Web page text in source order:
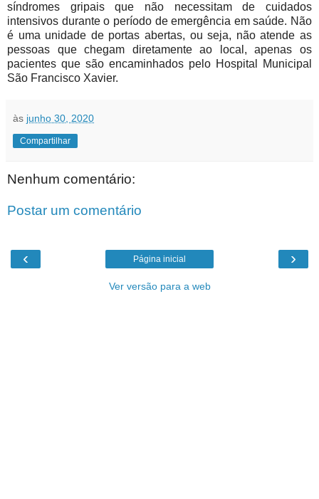
síndromes gripais que não necessitam de cuidados
intensivos durante o período de emergência em saúde. Não
é uma unidade de portas abertas, ou seja, não atende as
pessoas que chegam diretamente ao local, apenas os
pacientes que são encaminhados pelo Hospital Municipal
São Francisco Xavier.
às junho 30, 2020
Compartilhar
Nenhum comentário:
Postar um comentário
‹ ›
Página inicial
Ver versão para a web